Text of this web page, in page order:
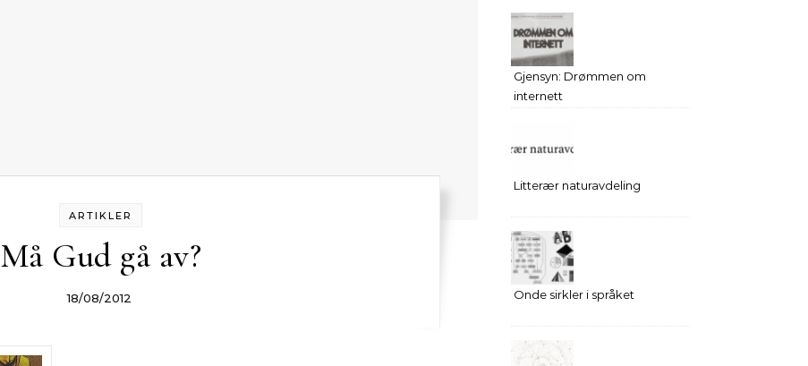
ARTIKLER
Må Gud gå av?
18/08/2012
Gjensyn: Drømmen om
internett
Litterær naturavdeling
Onde sirkler i språket